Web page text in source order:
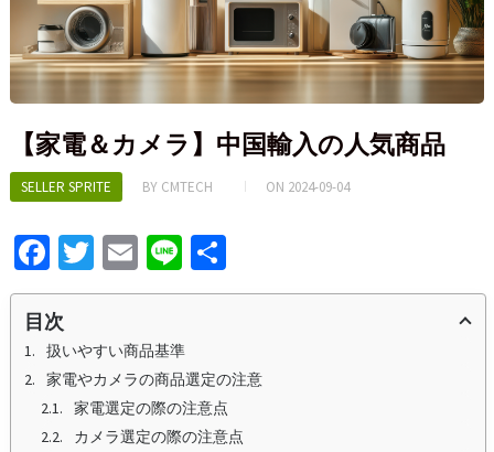
【家電＆カメラ】中国輸入の人気商品
SELLER SPRITE BY CMTECH ON 2024-09-04
Fa
ce
b
o
o
k
T
wi
er
E
m
l
Li
n
S
h
目次
扱いやすい商品基準
家電やカメラの商品選定の注意
家電選定の際の注意点
カメラ選定の際の注意点